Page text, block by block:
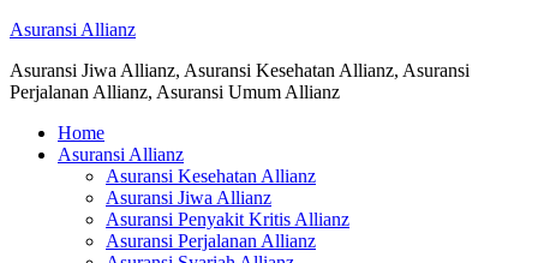
Asuransi Allianz
Asuransi Jiwa Allianz, Asuransi Kesehatan Allianz, Asuransi
Perjalanan Allianz, Asuransi Umum Allianz
Home
Asuransi Allianz
Asuransi Kesehatan Allianz
Asuransi Jiwa Allianz
Asuransi Penyakit Kritis Allianz
Asuransi Perjalanan Allianz